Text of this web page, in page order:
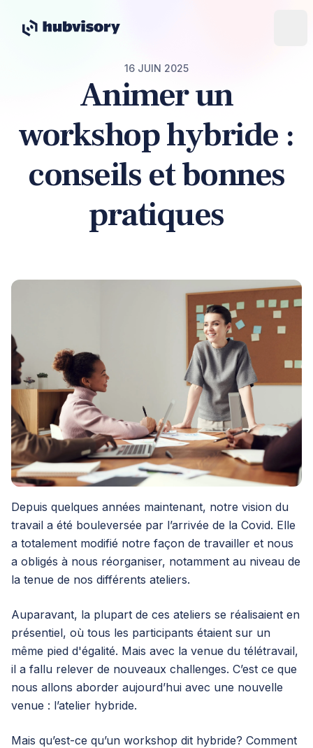
16 JUIN 2025
Animer un
workshop hybride :
conseils et bonnes
pratiques
Depuis quelques années maintenant, notre vision du
travail a été bouleversée par l’arrivée de la Covid. Elle
a totalement modifié notre façon de travailler et nous
a obligés à nous réorganiser, notamment au niveau de
la tenue de nos différents ateliers.
Auparavant, la plupart de ces ateliers se réalisaient en
présentiel, où tous les participants étaient sur un
même pied d'égalité. Mais avec la venue du télétravail,
il a fallu relever de nouveaux challenges. C’est ce que
nous allons aborder aujourd’hui avec une nouvelle
venue : l’atelier hybride.
Mais qu’est-ce qu’un workshop dit hybride? Comment